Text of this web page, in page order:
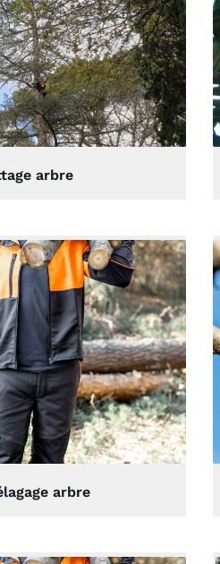
arbre
arbre
travaillé de
et
notre jardin
prêt pour notre
projet
paysager.